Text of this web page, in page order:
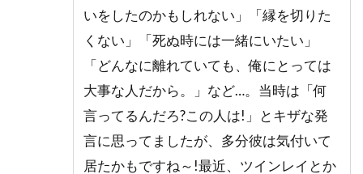
いをしたのかもしれない」「縁を切りた
くない」「死ぬ時には一緒にいたい」
「どんなに離れていても、俺にとっては
大事な人だから。」など…。当時は「何
言ってるんだろ?この人は!」とキザな発
言に思ってましたが、多分彼は気付いて
居たかもですね～!最近、ツインレイとか